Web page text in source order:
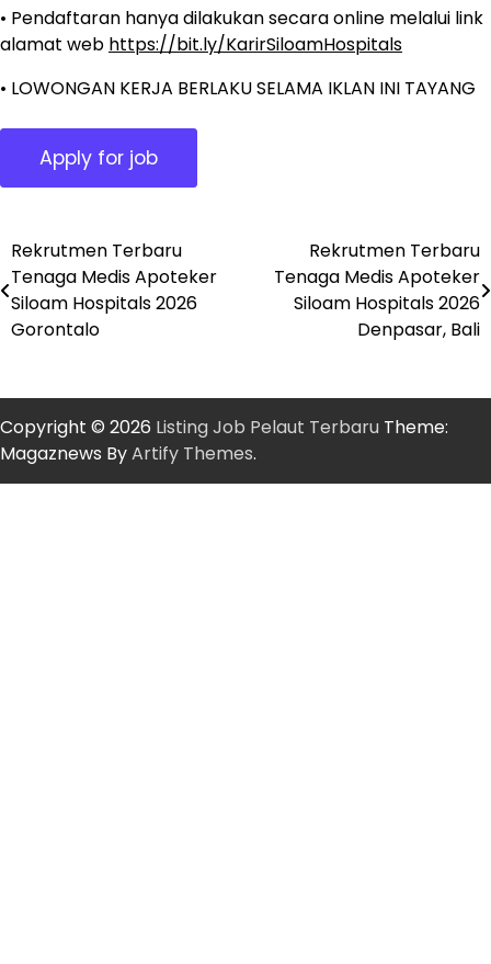
• Pendaftaran hanya dilakukan secara online melalui link
alamat web https://bit.ly/KarirSiloamHospitals
• LOWONGAN KERJA BERLAKU SELAMA IKLAN INI TAYANG
Post
navigation
Rekrutmen Terbaru
Tenaga Medis Apoteker
Siloam Hospitals 2026
Gorontalo
Rekrutmen Terbaru
Tenaga Medis Apoteker
Siloam Hospitals 2026
Denpasar, Bali
Copyright © 2026 Listing Job Pelaut Terbaru Theme:
Magaznews ByArtify Themes.